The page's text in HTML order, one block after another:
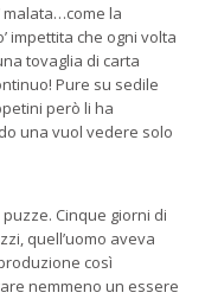
malata…come la
impettita che ogni volta
tovaglia di carta
Pure su sedile
però li ha
una vuol vedere solo
Cinque giorni di
quell’uomo aveva
così
nemmeno un essere